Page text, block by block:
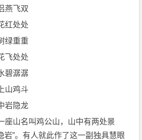
燕飞双
红处处
绿重重
飞处处
碧潺潺
山鸡斗
岩隐龙
座山名叫鸡公山，山中有两处景
岩”。有人就此作了这一副独具慧眼